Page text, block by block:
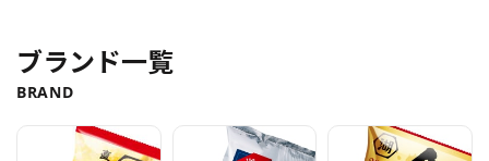
ブランド一覧
BRAND